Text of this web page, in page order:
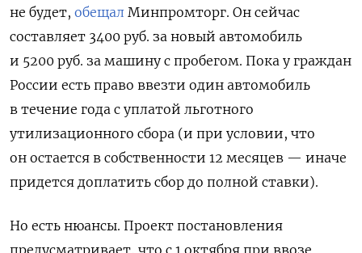
не будет, обещал Минпромторг. Он сейчас
составляет 3400 руб. за новый автомобиль
и 5200 руб. за машину с пробегом. Пока у граждан
России есть право ввезти один автомобиль
в течение года с уплатой льготного
утилизационного сбора (и при условии, что
он остается в собственности 12 месяцев — иначе
придется доплатить сбор до полной ставки).
Но есть нюансы. Проект постановления
предусматривает, что с 1 октября при ввозе